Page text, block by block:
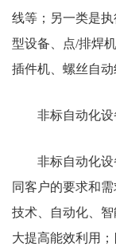
线等；另一类是
型设备、点/排焊
插件机、螺丝自动
非标自动化
非标自动化
同客户的要求和
技术、自动化、
大提高能效利用；